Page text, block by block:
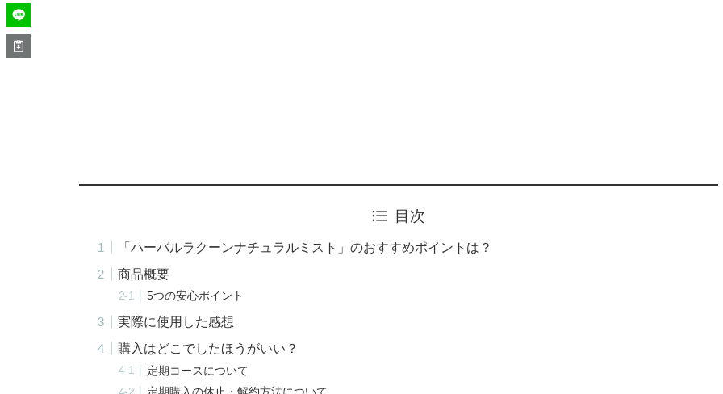
目次
「ハーバルラクーンナチュラルミスト」のおすすめポイントは？
商品概要
5つの安心ポイント
実際に使用した感想
購入はどこでしたほうがいい？
定期コースについて